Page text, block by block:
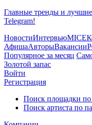
Главные тренды и
Telegram!
НовостиИнтервьюMICE
АфишаАвторыВакансии
Популярное за месяц
Золотой запас
Войти
Регистрация
Поиск площадки по
Поиск артиста по